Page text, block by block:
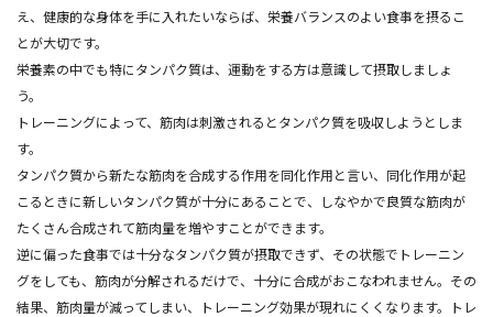
え、健康的な身体を手に入れたいならば、栄養バランスのよい食事を摂るこ
とが大切です。
栄養素の中でも特にタンパク質は、運動をする方は意識して摂取しましょ
う。
トレーニングによって、筋肉は刺激されるとタンパク質を吸収しようとしま
す。
タンパク質から新たな筋肉を合成する作用を同化作用と言い、同化作用が起
こるときに新しいタンパク質が十分にあることで、しなやかで良質な筋肉が
たくさん合成されて筋肉量を増やすことができます。
逆に偏った食事では十分なタンパク質が摂取できず、その状態でトレーニン
グをしても、筋肉が分解されるだけで、十分に合成がおこなわれません。その
結果、筋肉量が減ってしまい、トレーニング効果が現れにくくなります。トレ